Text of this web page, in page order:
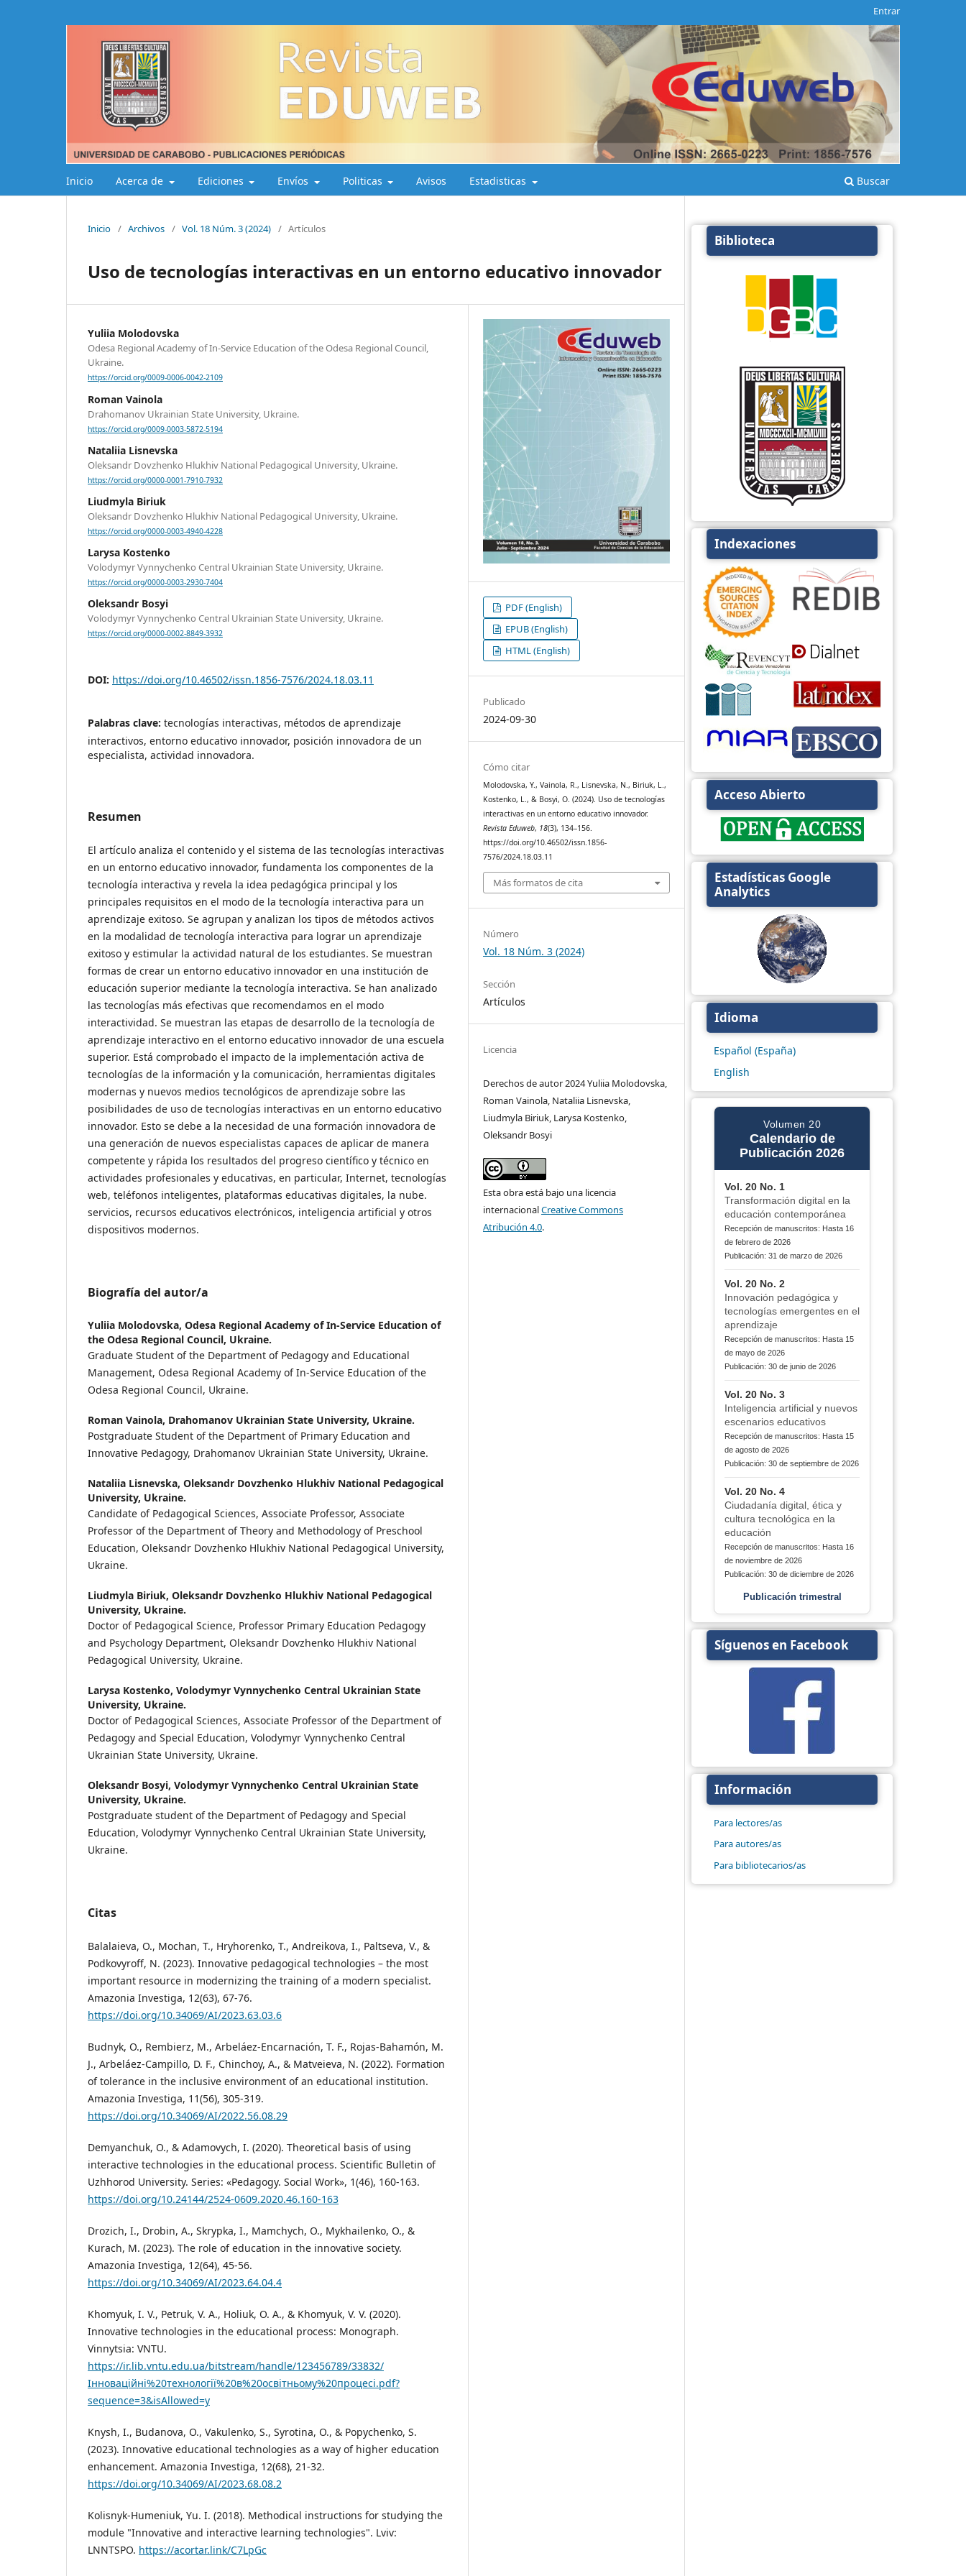
Inicio Acerca de Ediciones Envíos Politicas Avisos Estadisticas Buscar
Entrar
Inicio / Archivos / Vol. 18 Núm. 3 (2024) / Artículos
Uso de tecnologías interactivas en un entorno educativo innovador
Yuliia Molodovska
Odesa Regional Academy of In-Service Education of the Odesa Regional Council,
Ukraine.
https://orcid.org/0009-0006-0042-2109
Roman Vainola
Drahomanov Ukrainian State University, Ukraine.
https://orcid.org/0009-0003-5872-5194
Nataliia Lisnevska
Oleksandr Dovzhenko Hlukhiv National Pedagogical University, Ukraine.
https://orcid.org/0000-0001-7910-7932
Liudmyla Biriuk
Oleksandr Dovzhenko Hlukhiv National Pedagogical University, Ukraine.
https://orcid.org/0000-0003-4940-4228
Larysa Kostenko
Volodymyr Vynnychenko Central Ukrainian State University, Ukraine.
https://orcid.org/0000-0003-2930-7404
Oleksandr Bosyi
Volodymyr Vynnychenko Central Ukrainian State University, Ukraine.
https://orcid.org/0000-0002-8849-3932
DOI: https://doi.org/10.46502/issn.1856-7576/2024.18.03.11
Palabras clave: tecnologías interactivas, métodos de aprendizaje
interactivos, entorno educativo innovador, posición innovadora de un
especialista, actividad innovadora.
Resumen
El artículo analiza el contenido y el sistema de las tecnologías interactivas
en un entorno educativo innovador, fundamenta los componentes de la
tecnología interactiva y revela la idea pedagógica principal y los
principales requisitos en el modo de la tecnología interactiva para un
aprendizaje exitoso. Se agrupan y analizan los tipos de métodos activos
en la modalidad de tecnología interactiva para lograr un aprendizaje
exitoso y estimular la actividad natural de los estudiantes. Se muestran
formas de crear un entorno educativo innovador en una institución de
educación superior mediante la tecnología interactiva. Se han analizado
las tecnologías más efectivas que recomendamos en el modo
interactividad. Se muestran las etapas de desarrollo de la tecnología de
aprendizaje interactivo en el entorno educativo innovador de una escuela
superior. Está comprobado el impacto de la implementación activa de
tecnologías de la información y la comunicación, herramientas digitales
modernas y nuevos medios tecnológicos de aprendizaje sobre las
posibilidades de uso de tecnologías interactivas en un entorno educativo
innovador. Esto se debe a la necesidad de una formación innovadora de
una generación de nuevos especialistas capaces de aplicar de manera
competente y rápida los resultados del progreso científico y técnico en
actividades profesionales y educativas, en particular, Internet, tecnologías
web, teléfonos inteligentes, plataformas educativas digitales, la nube.
servicios, recursos educativos electrónicos, inteligencia artificial y otros
dispositivos modernos.
Biografía del autor/a
Yuliia Molodovska, Odesa Regional Academy of In-Service Education of
the Odesa Regional Council, Ukraine.
Graduate Student of the Department of Pedagogy and Educational
Management, Odesa Regional Academy of In-Service Education of the
Odesa Regional Council, Ukraine.
Roman Vainola, Drahomanov Ukrainian State University, Ukraine.
Postgraduate Student of the Department of Primary Education and
Innovative Pedagogy, Drahomanov Ukrainian State University, Ukraine.
Nataliia Lisnevska, Oleksandr Dovzhenko Hlukhiv National Pedagogical
University, Ukraine.
Candidate of Pedagogical Sciences, Associate Professor, Associate
Professor of the Department of Theory and Methodology of Preschool
Education, Oleksandr Dovzhenko Hlukhiv National Pedagogical University,
Ukraine.
Liudmyla Biriuk, Oleksandr Dovzhenko Hlukhiv National Pedagogical
University, Ukraine.
Doctor of Pedagogical Science, Professor Primary Education Pedagogy
and Psychology Department, Oleksandr Dovzhenko Hlukhiv National
Pedagogical University, Ukraine.
Larysa Kostenko, Volodymyr Vynnychenko Central Ukrainian State
University, Ukraine.
Doctor of Pedagogical Sciences, Associate Professor of the Department of
Pedagogy and Special Education, Volodymyr Vynnychenko Central
Ukrainian State University, Ukraine.
Oleksandr Bosyi, Volodymyr Vynnychenko Central Ukrainian State
University, Ukraine.
Postgraduate student of the Department of Pedagogy and Special
Education, Volodymyr Vynnychenko Central Ukrainian State University,
Ukraine.
Citas
Balalaieva, O., Mochan, T., Hryhorenko, T., Andreikova, I., Paltseva, V., &
Podkovyroff, N. (2023). Innovative pedagogical technologies – the most
important resource in modernizing the training of a modern specialist.
Amazonia Investiga, 12(63), 67-76.
https://doi.org/10.34069/AI/2023.63.03.6
Budnyk, O., Rembierz, M., Arbeláez-Encarnación, T. F., Rojas-Bahamón, M.
J., Arbeláez-Campillo, D. F., Chinchoy, A., & Matveieva, N. (2022). Formation
of tolerance in the inclusive environment of an educational institution.
Amazonia Investiga, 11(56), 305-319.
https://doi.org/10.34069/AI/2022.56.08.29
Demyanchuk, O., & Adamovych, I. (2020). Theoretical basis of using
interactive technologies in the educational process. Scientific Bulletin of
Uzhhorod University. Series: «Pedagogy. Social Work», 1(46), 160-163.
https://doi.org/10.24144/2524-0609.2020.46.160-163
Drozich, I., Drobin, A., Skrypka, I., Mamchych, O., Mykhailenko, O., &
Kurach, M. (2023). The role of education in the innovative society.
Amazonia Investiga, 12(64), 45-56.
https://doi.org/10.34069/AI/2023.64.04.4
Khomyuk, I. V., Petruk, V. A., Holiuk, O. A., & Khomyuk, V. V. (2020).
Innovative technologies in the educational process: Monograph.
Vinnytsia: VNTU.
https://ir.lib.vntu.edu.ua/bitstream/handle/123456789/33832/
Інноваційні%20технології%20в%20освітньому%20процесі.pdf?
sequence=3&isAllowed=y
Knysh, I., Budanova, O., Vakulenko, S., Syrotina, O., & Popychenko, S.
(2023). Innovative educational technologies as a way of higher education
enhancement. Amazonia Investiga, 12(68), 21-32.
https://doi.org/10.34069/AI/2023.68.08.2
Kolisnyk-Humeniuk, Yu. I. (2018). Methodical instructions for studying the
module "Innovative and interactive learning technologies". Lviv:
LNNTSPO. https://acortar.link/C7LpGc
PDF (English)
EPUB (English)
HTML (English)
Publicado
2024-09-30
Cómo citar
Molodovska, Y., Vainola, R., Lisnevska, N., Biriuk, L.,
Kostenko, L., & Bosyi, O. (2024). Uso de tecnologías
interactivas en un entorno educativo innovador.
Revista Eduweb, 18(3), 134–156.
https://doi.org/10.46502/issn.1856-
7576/2024.18.03.11
Más formatos de cita
Número
Vol. 18 Núm. 3 (2024)
Sección
Artículos
Licencia
Derechos de autor 2024 Yuliia Molodovska,
Roman Vainola, Nataliia Lisnevska,
Liudmyla Biriuk, Larysa Kostenko,
Oleksandr Bosyi
Esta obra está bajo una licencia
internacionalCreative Commons
Atribución 4.0.
Biblioteca
Indexaciones
Acceso Abierto
Estadísticas Google
Analytics
Idioma
Español (España)
English
Volumen 20
Calendario de
Publicación 2026
Vol. 20 No. 1
Transformación digital en la
educación contemporánea
Recepción de manuscritos: Hasta 16
de febrero de 2026
Publicación: 31 de marzo de 2026
Vol. 20 No. 2
Innovación pedagógica y
tecnologías emergentes en el
aprendizaje
Recepción de manuscritos: Hasta 15
de mayo de 2026
Publicación: 30 de junio de 2026
Vol. 20 No. 3
Inteligencia artificial y nuevos
escenarios educativos
Recepción de manuscritos: Hasta 15
de agosto de 2026
Publicación: 30 de septiembre de 2026
Vol. 20 No. 4
Ciudadanía digital, ética y
cultura tecnológica en la
educación
Recepción de manuscritos: Hasta 16
de noviembre de 2026
Publicación: 30 de diciembre de 2026
Publicación trimestral
Síguenos en Facebook
Información
Para lectores/as
Para autores/as
Para bibliotecarios/as